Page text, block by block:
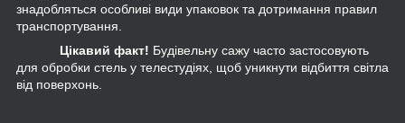
знадобляться особливі види упаковок та дотримання правил
транспортування.
Цікавий факт! Будівельну сажу часто застосовують
для обробки стель у телестудіях, щоб уникнути відбиття світла
від поверхонь.